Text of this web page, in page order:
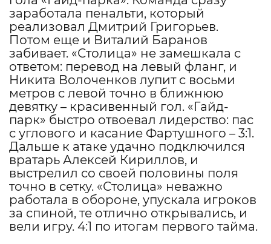
заработала пенальти, который
реализовал Дмитрий Григорьев.
Потом еще и Виталий Баранов
забивает. «Столица» не замешкала с
ответом: перевод на левый фланг, и
Никита Волоченков лупит с восьми
метров с левой точно в ближнюю
девятку – красивенный гол. «Гайд-
парк» быстро отвоевал лидерство: пас
с углового и касание Фартушного – 3:1.
Дальше к атаке удачно подключился
вратарь Алексей Кириллов, и
выстрелил со своей половины поля
точно в сетку. «Столица» неважно
работала в обороне, упускала игроков
за спиной, те отлично открывались, и
вели игру. 4:1 по итогам первого тайма.